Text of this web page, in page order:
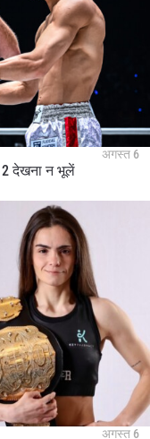
अगस्त 6
2 देखना न भूलें
अगस्त 6